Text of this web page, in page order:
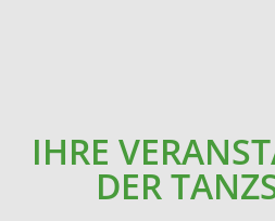
IHRE
DER